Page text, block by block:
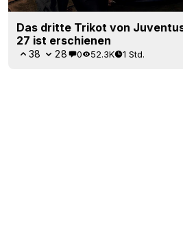
Das dritte Trikot von
27 ist erschienen
38 28 0 52.3K 1 Std.